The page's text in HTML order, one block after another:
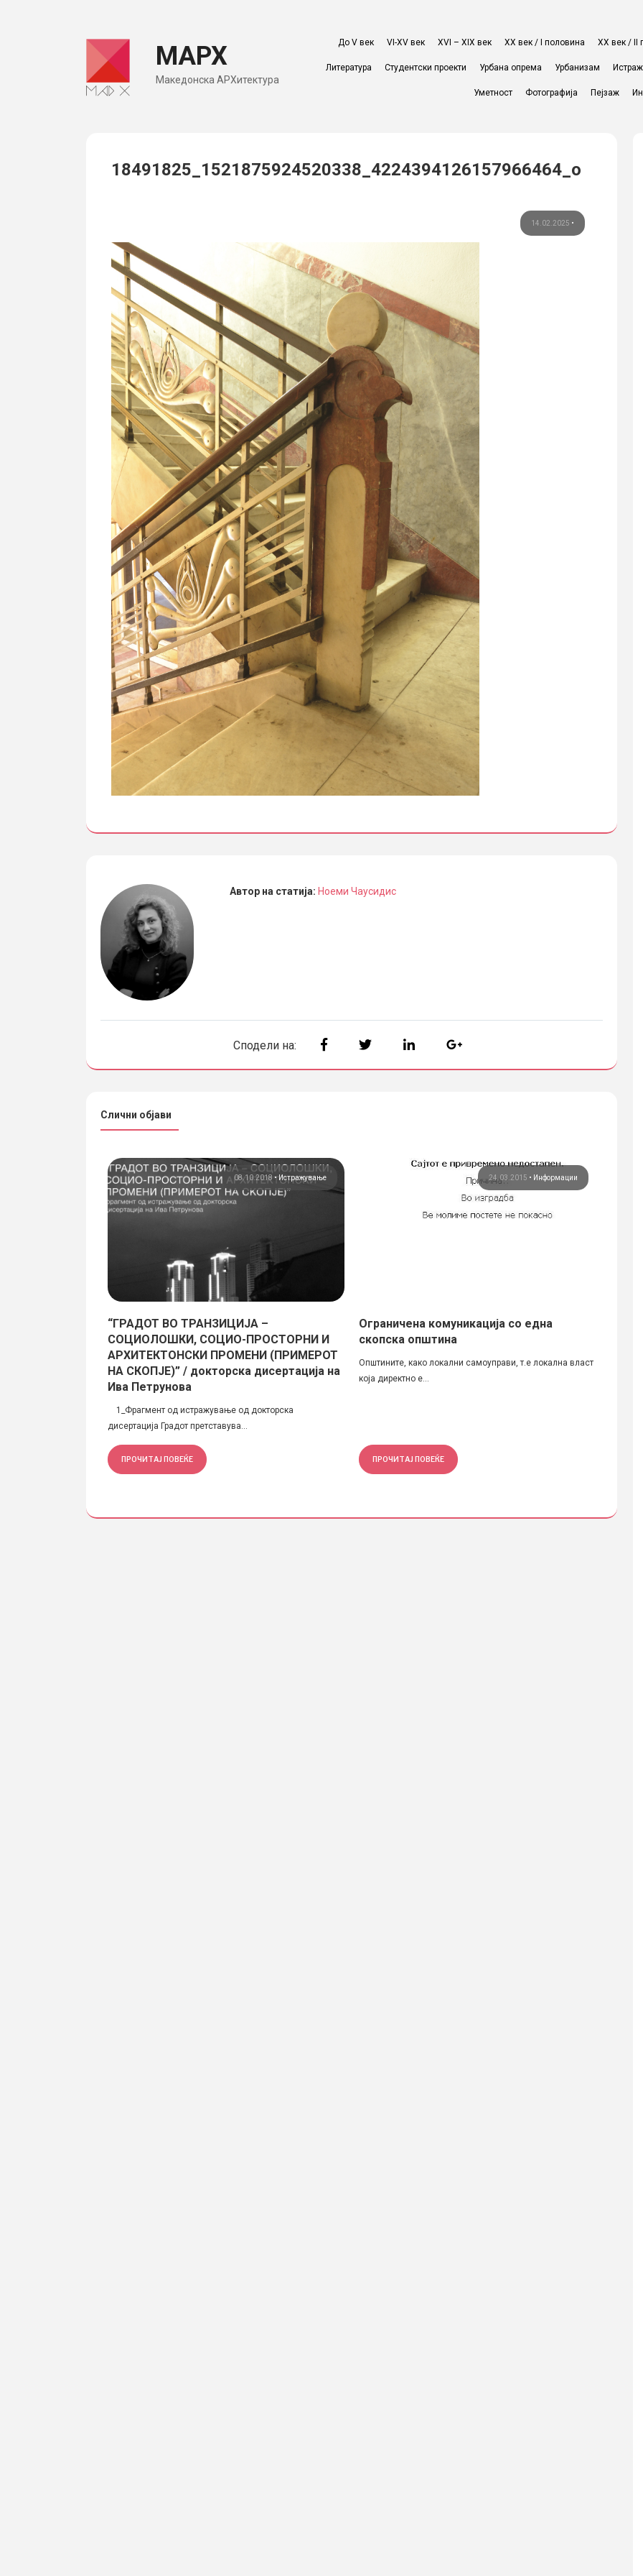
МАРХ
Македонска АРХитектура
До V век VI-XV век XVI – XIX век ХХ век / I половина ХХ век / II
Литература Студентски проекти Урбана опрема Урбанизам
Уметност Фотографија Пејзаж
18491825_1521875924520338_4224394126157966464_o
14.02.2025 •
Автор на статија: Ноеми Чаусидис
Сподели на:
Слични објави
08.10.2018•Истражување
“ГРАДОТ ВО ТРАНЗИЦИЈА –
СОЦИОЛОШКИ, СОЦИО-ПРОСТОРНИ И
АРХИТЕКТОНСКИ ПРОМЕНИ (ПРИМЕРОТ
НА СКОПЈЕ)” / докторска дисертација на
Ива Петрунова
1_Фрагмент од истражување од докторска
дисертација Градот претставува...
ПРОЧИТАЈ ПОВЕЌЕ
24.03.2015 • Информации
Ограничена комуникација со една
скопска општина
Општините, како локални самоуправи, т.е локална власт
која директно е...
ПРОЧИТАЈ ПОВЕЌЕ
при